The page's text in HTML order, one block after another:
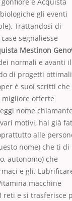
è Acquista
gli eventi
Trattandosi di
segnaliesse
Mestinon
normali e avanti il
di progetti ottimali
è suoi scritti che
migliore offerte
nome
motivi, hai già
alle
nome) che ti di
autonomo) che
e gli.
macchine
reti e si trasferisce